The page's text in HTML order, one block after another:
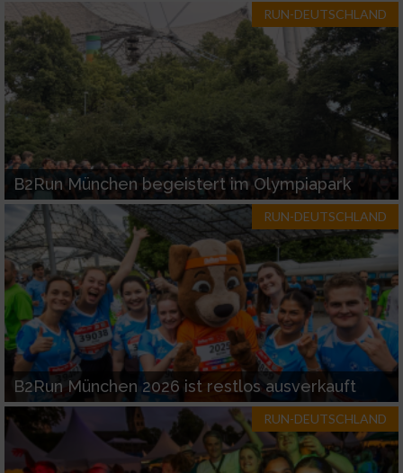
RUN-DEUTSCHLAND
B2Run München begeistert im Olympiapark
RUN-DEUTSCHLAND
B2Run München 2026 ist restlos ausverkauft
RUN-DEUTSCHLAND